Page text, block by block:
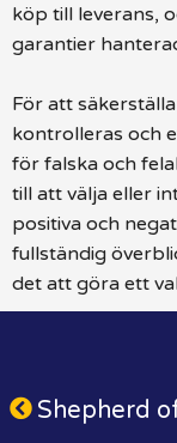
köp till leverans,
garantier
För att
kontrolleras och
för falska och
till att välja eller
positiva och
fullständig
det att göra ett